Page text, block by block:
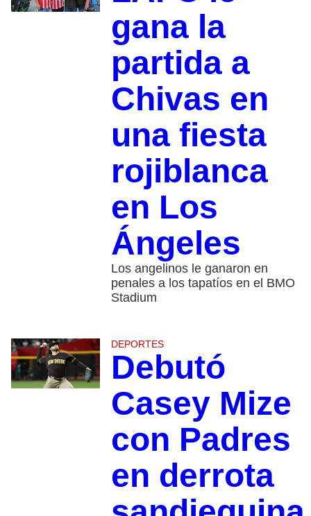
gana la
partida a
Chivas en
una fiesta
rojiblanca
en Los
Ángeles
Los angelinos le ganaron en
penales a los tapatíos en el BMO
Stadium
DEPORTES
Debutó
Casey Mize
con Padres
en derrota